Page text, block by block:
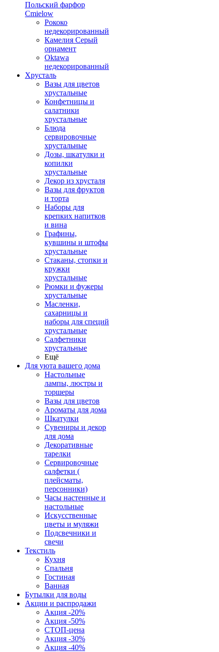
Польский фарфор
Сmielow
Рококо
недекорированный
Камелия Серый
орнамент
Oktawa
недекорированный
Хрусталь
Вазы для цветов
хрустальные
Конфетницы и
салатники
хрустальные
Блюда
сервировочные
хрустальные
Дозы, шкатулки и
копилки
хрустальные
Декор из хрусталя
Вазы для фруктов
и торта
Наборы для
крепких напитков
и вина
Графины,
кувшины и штофы
хрустальные
Стаканы, стопки и
кружки
хрустальные
Рюмки и фужеры
хрустальные
Масленки,
сахарницы и
наборы для специй
хрустальные
Салфетники
хрустальные
Ещё
Для уюта вашего дома
Настольные
лампы, люстры и
торшеры
Вазы для цветов
Ароматы для дома
Шкатулки
Сувениры и декор
для дома
Декоративные
тарелки
Сервировочные
салфетки (
плейсматы,
персонники)
Часы настенные и
настольные
Искусственные
цветы и муляжи
Подсвечники и
свечи
Текстиль
Кухня
Спальня
Гостиная
Ванная
Бутылки для воды
Акции и распродажи
Акция -20%
Акция -50%
СТОП-цена
Акция -30%
Акция -40%